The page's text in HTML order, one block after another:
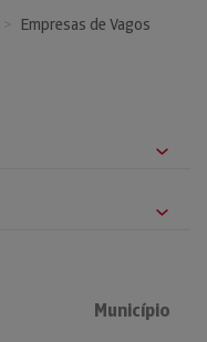
Empresas de Vagos
Município